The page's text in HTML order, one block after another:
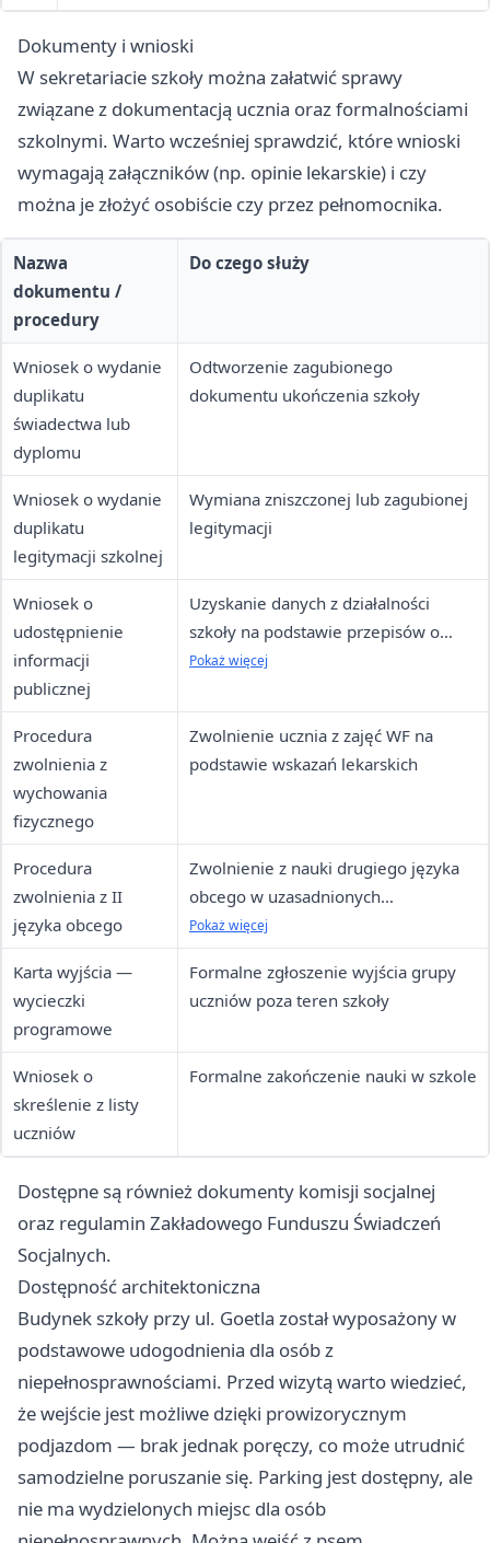
Dokumenty i wnioski
W sekretariacie szkoły można załatwić sprawy
związane z dokumentacją ucznia oraz formalnościami
szkolnymi. Warto wcześniej sprawdzić, które wnioski
wymagają załączników (np. opinie lekarskie) i czy
można je złożyć osobiście czy przez pełnomocnika.
Nazwa
dokumentu /
procedury
Do czego służy
Wniosek o wydanie
duplikatu
świadectwa lub
dyplomu
Odtworzenie zagubionego
dokumentu ukończenia szkoły
Wniosek o wydanie
duplikatu
legitymacji szkolnej
Wymiana zniszczonej lub zagubionej
legitymacji
Wniosek o
udostępnienie
informacji
publicznej
Uzyskanie danych z działalności
szkoły na podstawie przepisów o
dostępie do informacji publicznej
Pokaż więcej
Procedura
zwolnienia z
wychowania
fizycznego
Zwolnienie ucznia z zajęć WF na
podstawie wskazań lekarskich
Procedura
zwolnienia z II
języka obcego
Zwolnienie z nauki drugiego języka
obcego w uzasadnionych
przypadkach
Pokaż więcej
Karta wyjścia —
wycieczki
programowe
Formalne zgłoszenie wyjścia grupy
uczniów poza teren szkoły
Wniosek o
skreślenie z listy
uczniów
Formalne zakończenie nauki w szkole
Dostępne są również dokumenty komisji socjalnej
oraz regulamin Zakładowego Funduszu Świadczeń
Socjalnych.
Dostępność architektoniczna
Budynek szkoły przy ul. Goetla został wyposażony w
podstawowe udogodnienia dla osób z
niepełnosprawnościami. Przed wizytą warto wiedzieć,
że wejście jest możliwe dzięki prowizorycznym
podjazdom — brak jednak poręczy, co może utrudnić
samodzielne poruszanie się. Parking jest dostępny, ale
nie ma wydzielonych miejsc dla osób